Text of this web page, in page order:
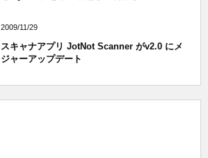
2009/11/29
スキャナアプリ JotNot Scanner がv2.0 にメ
ジャーアップデート